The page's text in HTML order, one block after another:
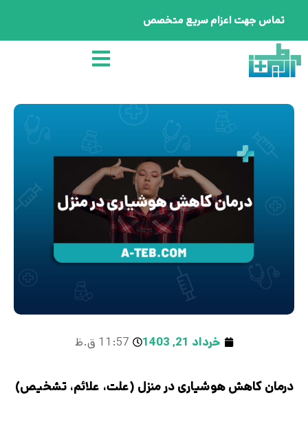
تماس جهت اعزام سریع متخصص
خرداد 21, 1403 11:57 ق.ظ
درمان کاهش هوشیاری در منزل (علت، علائم، تشخیص)